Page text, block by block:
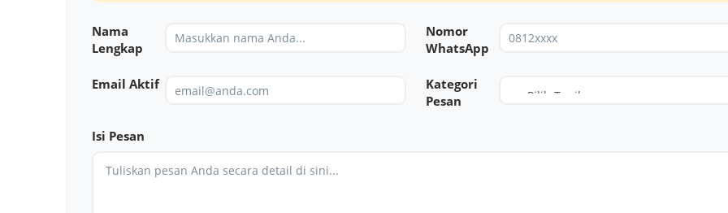
Nama
Lengkap
Nomor
WhatsApp
Email Aktif
Kategori
Pesan
Isi Pesan